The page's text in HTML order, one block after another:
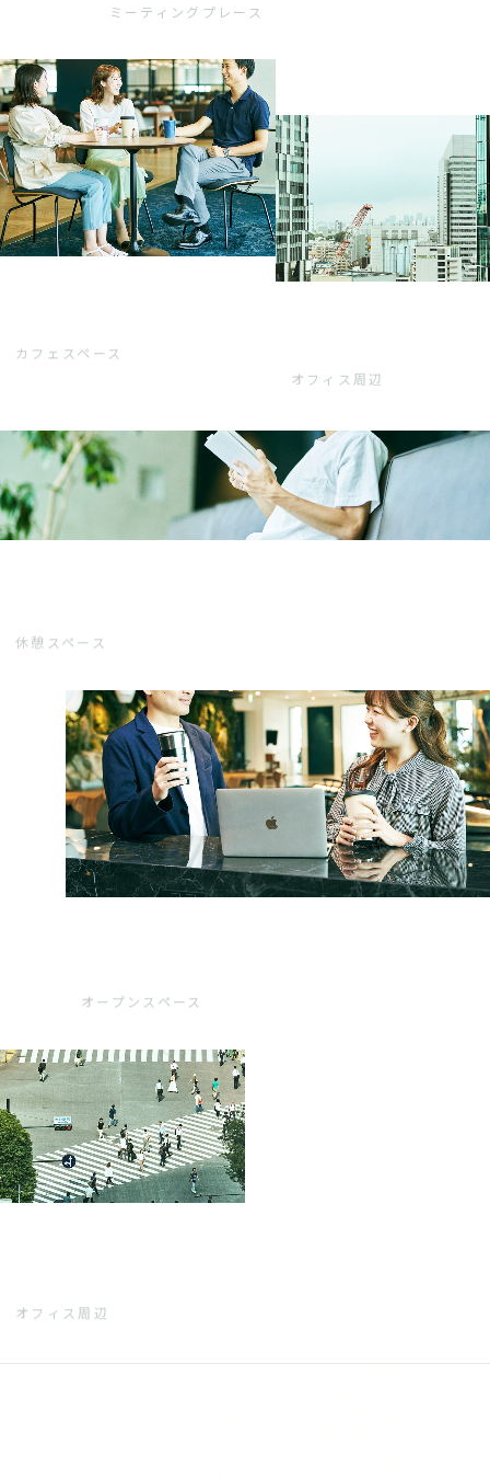
ミーティングプレース
カフェスペース
オフィス周辺
休憩スペース
オープンスペース
オフィス周辺